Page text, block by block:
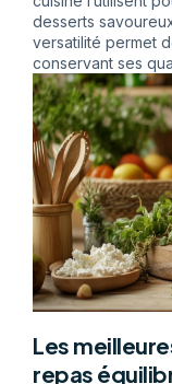
desserts
versatilité permet
conservant ses
Les
repas